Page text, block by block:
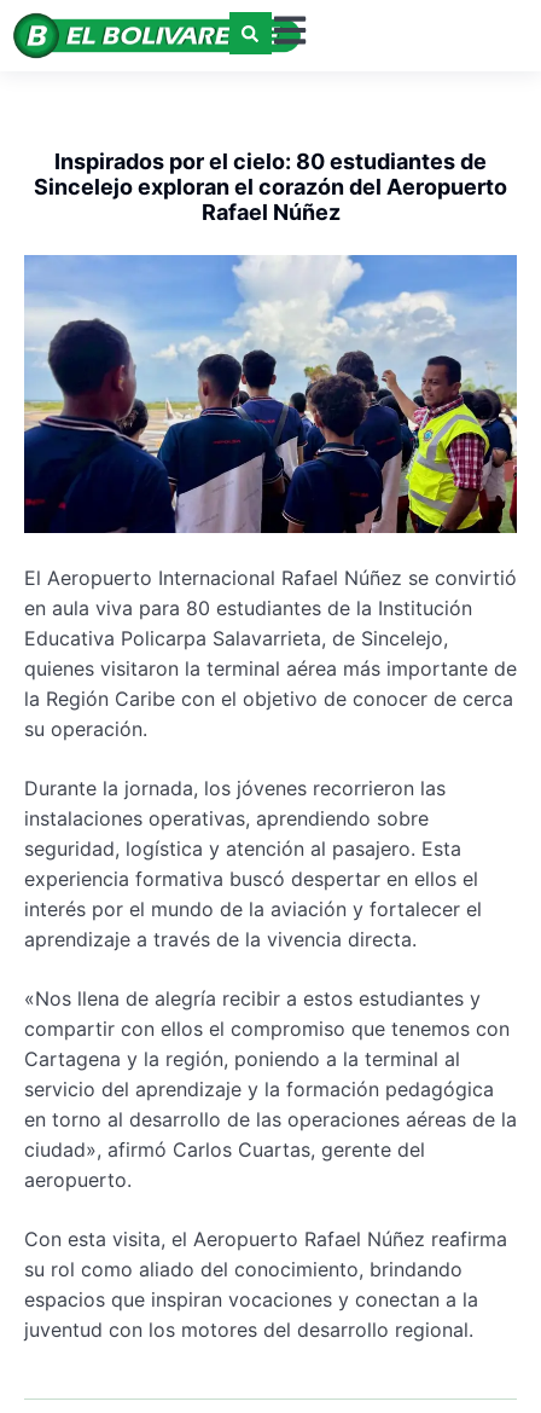
Inspirados por el cielo: 80 estudiantes de
Sincelejo exploran el corazón del Aeropuerto
Rafael Núñez
El Aeropuerto Internacional Rafael Núñez se convirtió
en aula viva para 80 estudiantes de la Institución
Educativa Policarpa Salavarrieta, de Sincelejo,
quienes visitaron la terminal aérea más importante de
la Región Caribe con el objetivo de conocer de cerca
su operación.
Durante la jornada, los jóvenes recorrieron las
instalaciones operativas, aprendiendo sobre
seguridad, logística y atención al pasajero. Esta
experiencia formativa buscó despertar en ellos el
interés por el mundo de la aviación y fortalecer el
aprendizaje a través de la vivencia directa.
«Nos llena de alegría recibir a estos estudiantes y
compartir con ellos el compromiso que tenemos con
Cartagena y la región, poniendo a la terminal al
servicio del aprendizaje y la formación pedagógica
en torno al desarrollo de las operaciones aéreas de la
ciudad», afirmó Carlos Cuartas, gerente del
aeropuerto.
Con esta visita, el Aeropuerto Rafael Núñez reafirma
su rol como aliado del conocimiento, brindando
espacios que inspiran vocaciones y conectan a la
juventud con los motores del desarrollo regional.